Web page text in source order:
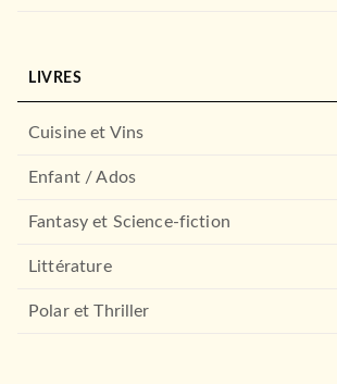
LIVRES
Cuisine et Vins
Enfant / Ados
Fantasy et Science-fiction
Littérature
Polar et Thriller